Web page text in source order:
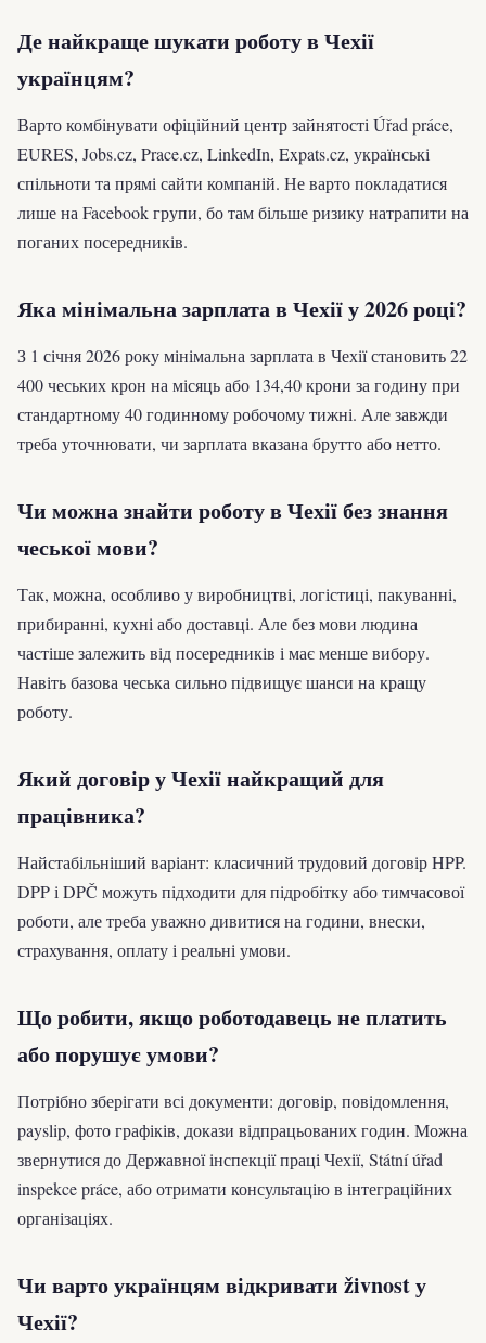
Де найкраще шукати роботу в Чехії
українцям?
Варто комбінувати офіційний центр зайнятості Úřad práce,
EURES, Jobs.cz, Prace.cz, LinkedIn, Expats.cz, українські
спільноти та прямі сайти компаній. Не варто покладатися
лише на Facebook групи, бо там більше ризику натрапити на
поганих посередників.
Яка мінімальна зарплата в Чехії у 2026 році?
З 1 січня 2026 року мінімальна зарплата в Чехії становить 22
400 чеських крон на місяць або 134,40 крони за годину при
стандартному 40 годинному робочому тижні. Але завжди
треба уточнювати, чи зарплата вказана брутто або нетто.
Чи можна знайти роботу в Чехії без знання
чеської мови?
Так, можна, особливо у виробництві, логістиці, пакуванні,
прибиранні, кухні або доставці. Але без мови людина
частіше залежить від посередників і має менше вибору.
Навіть базова чеська сильно підвищує шанси на кращу
роботу.
Який договір у Чехії найкращий для
працівника?
Найстабільніший варіант: класичний трудовий договір HPP.
DPP і DPČ можуть підходити для підробітку або тимчасової
роботи, але треба уважно дивитися на години, внески,
страхування, оплату і реальні умови.
Що робити, якщо роботодавець не платить
або порушує умови?
Потрібно зберігати всі документи: договір, повідомлення,
payslip, фото графіків, докази відпрацьованих годин. Можна
звернутися до Державної інспекції праці Чехії, Státní úřad
inspekce práce, або отримати консультацію в інтеграційних
організаціях.
Чи варто українцям відкривати živnost у
Чехії?